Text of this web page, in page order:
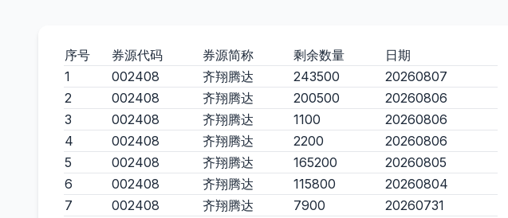
序号 券源代码 券源简称 剩余数量
日期
1
002408 齐翔腾达 243500
20260807
2
002408 齐翔腾达 200500
20260806
3
002408 齐翔腾达 1100
20260806
4
002408 齐翔腾达 2200
20260806
5
002408 齐翔腾达 165200
20260805
6
002408 齐翔腾达 115800
20260804
7
002408 齐翔腾达 7900
20260731